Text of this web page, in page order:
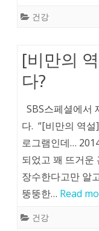
건강
[비만의
다?
SBS스페셜에서
다. “[비만의 역설
로그램인데…
되었고 꽤 뜨거
장수한다고만 알
뚱뚱한… Read
건강